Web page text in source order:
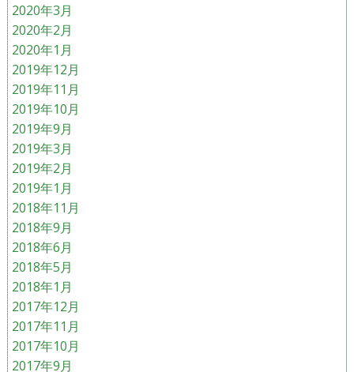
2020年3月
2020年2月
2020年1月
2019年12月
2019年11月
2019年10月
2019年9月
2019年3月
2019年2月
2019年1月
2018年11月
2018年9月
2018年6月
2018年5月
2018年1月
2017年12月
2017年11月
2017年10月
2017年9月